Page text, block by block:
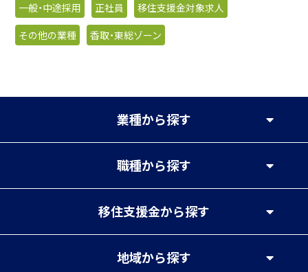
一般・中途採用 正社員
移住支援金対象求人
その他の業種
香取・東総ゾーン
業種から探す
職種から探す
移住支援金から探す
地域から探す